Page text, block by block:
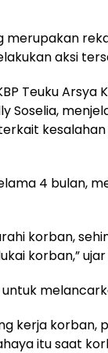
merupakan
aksi
Teuku Arsya
Soselia,
4 bulan,
korban,
korban,”
kerja korban,
itu saat